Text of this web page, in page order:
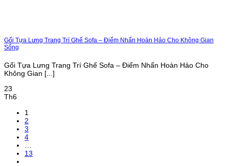
Gối Tựa Lưng Trang Trí Ghế Sofa – Điểm Nhấn Hoàn Hảo Cho Không Gian
Sống
Gối Tựa Lưng Trang Trí Ghế Sofa – Điểm Nhấn Hoàn Hảo Cho
Không Gian [...]
23
Th6
1
2
3
4
13